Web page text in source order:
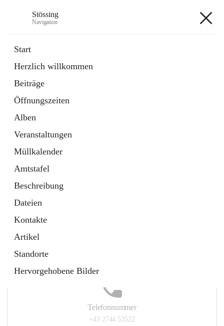
Stössing
Navigation
Start
Herzlich willkommen
Beiträge
Öffnungszeiten
Alben
Veranstaltungen
Müllkalender
Amtstafel
Beschreibung
Dateien
Kontakte
Artikel
Standorte
Hervorgehobene Bilder
Datei
in
Tab
Kindergarten
öffnet
in
neuem
Tab
Telefonnummer
+43 2744 53522